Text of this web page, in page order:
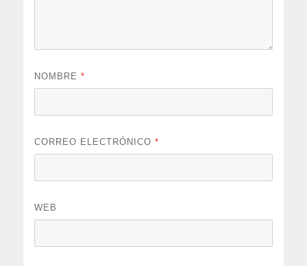
NOMBRE*
CORREO ELECTRÓNICO*
WEB